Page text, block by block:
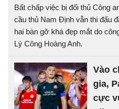
Bất chấp việc bị đối thủ Công
cầu thủ Nam Định vẫn thi đấu
hai bàn gỡ khá đẹp mắt do
Lý Công Hoàng Anh.
Vào
gia,
cực